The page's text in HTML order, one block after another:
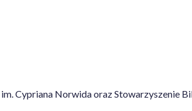
Cypriana Norwida oraz Stowarzyszenie